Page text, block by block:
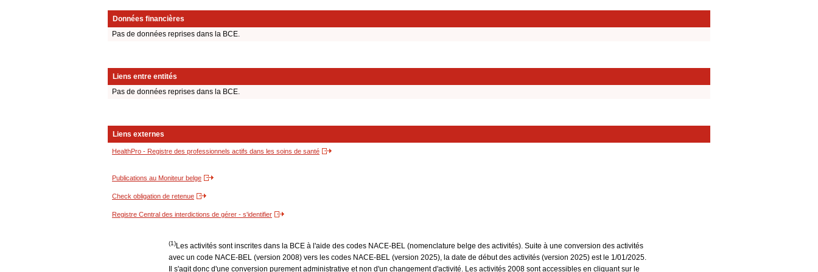
Données financières
Pas de données reprises dans la BCE.
Liens entre entités
Pas de données reprises dans la BCE.
Liens externes
HealthPro - Registre des professionnels actifs dans les soins de santé
Publications au Moniteur belge
Check obligation de retenue
Registre Central des interdictions de gérer - s'identifier
(1)Les activités sont inscrites dans la BCE à l'aide des codes NACE-BEL (nomenclature belge des activités). Suite à une conversion des activités
avec un code NACE-BEL (version 2008) vers les codes NACE-BEL (version 2025), la date de début des activités (version 2025) est le 1/01/2025.
Il s'agit donc d'une conversion purement administrative et non d'un changement d'activité. Les activités 2008 sont accessibles en cliquant sur le